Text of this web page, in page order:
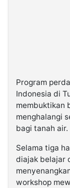
Program
Indonesia di
membuktikan
menghalangi
bagi tanah air.
Selama tiga
diajak belajar
workshop